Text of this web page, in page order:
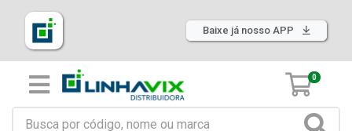
Baixe já nosso APP
0